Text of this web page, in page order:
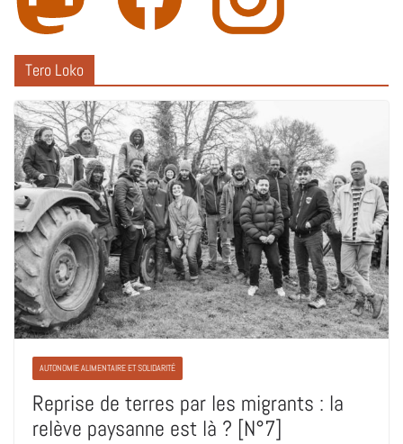
Tero Loko
AUTONOMIE ALIMENTAIRE ET SOLIDARITÉ
Reprise de terres par les migrants : la
relève paysanne est là ? [N°7]